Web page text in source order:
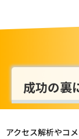
成功の裏
アクセス解析やコ